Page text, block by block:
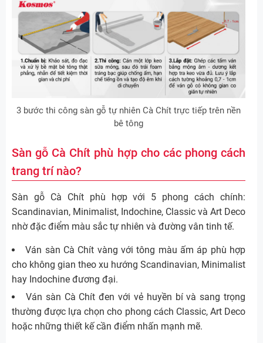
3 bước thi công sàn gỗ tự nhiên Cà Chít trực tiếp trên nền
bê tông
Sàn gỗ Cà Chít phù hợp cho các phong cách
trang trí nào?
Sàn gỗ Cà Chít phù hợp với 5 phong cách chính:
Scandinavian, Minimalist, Indochine, Classic và Art Deco
nhờ đặc điểm màu sắc tự nhiên và đường vân tinh tế.
Ván sàn Cà Chít vàng với tông màu ấm áp phù hợp
cho không gian theo xu hướng Scandinavian, Minimalist
hay Indochine đương đại.
Ván sàn Cà Chít đen với vẻ huyền bí và sang trọng
thường được lựa chọn cho phong cách Classic, Art Deco
hoặc những thiết kế cần điểm nhấn mạnh mẽ.